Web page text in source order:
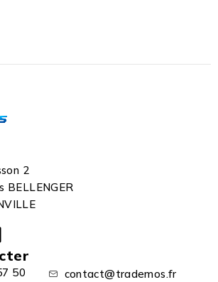
2
BELLENGER
50
contact@trademos.fr